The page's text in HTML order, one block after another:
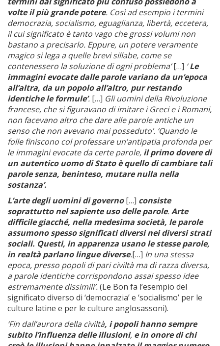
volte il più grande potere. Così ad esempio i termini
democrazia, socialismo, eguaglianza, libertà, eccetera,
il cui significato è tanto vago che grossi volumi non
bastano a precisarlo. Eppure, un potere veramente
magico si lega a quelle brevi sillabe, come se
contenessero la soluzione di ogni problema’[…] ‘Le
immagini evocate dalle parole variano da un’epoca
all’altra, da un popolo all’altro, pur restando
identiche le formule’. […] Gli uomini della Rivoluzione
francese, che si figuravano di imitare i Greci e i Romani,
non facevano altro che dare alle parole antiche un
senso che non avevano mai posseduto’. ‘Quando le
folle finiscono col professare un’antipatia profonda per
le immagini evocate da certe parole, il primo dovere di
un autentico uomo di Stato è quello di cambiare tali
parole senza, beninteso, mutare nulla nella
sostanza’.
L’arte degli uomini di governo[…] consiste
soprattutto nel sapiente uso delle parole.Arte
difficile giacché, nella medesima società, le parole
assumono spesso significati diversi nei diversi strati
sociali. Questi, in apparenza usano le stesse parole,
in realtà parlano lingue diverse.[…] In una stessa
epoca, presso popoli di pari civiltà ma di razza diversa,
a parole identiche corrispondono assai spesso idee
estremamente dissimili’.(Le Bon fa l’esempio del
significato diverso di ‘democrazia’ e ‘socialismo’ per le
culture latine e per le culture anglosassoni).
‘Fin dall’aurora della civiltà, i popoli hanno sempre
subito l’influenza delle illusioni, e in onore di chi